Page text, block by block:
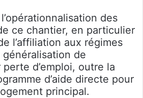
des
ce chantier, en particulier
l’affiliation aux régimes
de
perte d’emploi, outre la
d’aide directe pour
principal.